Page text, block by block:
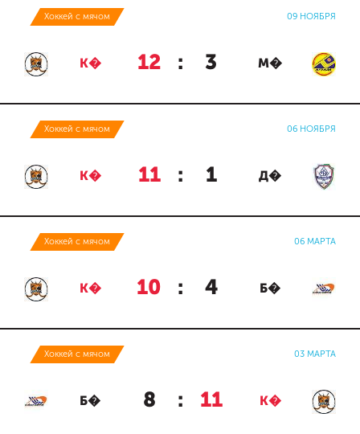
Хоккей с мячом 09 НОЯБРЯ
К� 12 : 3 М�
Хоккей с мячом 06 НОЯБРЯ
К� 11 : 1 Д�
Хоккей с мячом 06 МАРТА
К� 10 : 4 Б�
Хоккей с мячом 03 МАРТА
Б� 8 : 11 К�